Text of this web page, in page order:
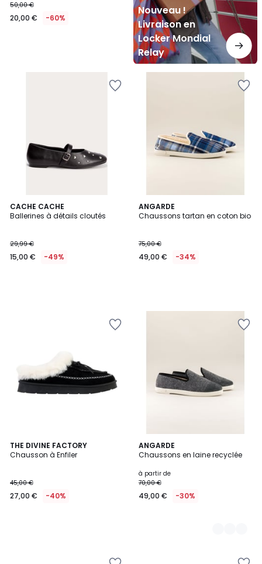
50,00 €
20,00 € -60%
Nouveau !
Livraison en
Locker Mondial
Relay
CACHE CACHE
Ballerines à détails cloutés
29,99 €
15,00 € -49%
ANGARDE
Chaussons tartan en coton bio
75,00 €
49,00 € -34%
THE DIVINE FACTORY
Chausson à Enfiler
45,00 €
27,00 € -40%
ANGARDE
Chaussons en laine recyclée
à partir de
70,00 €
49,00 € -30%
22
Couleurs